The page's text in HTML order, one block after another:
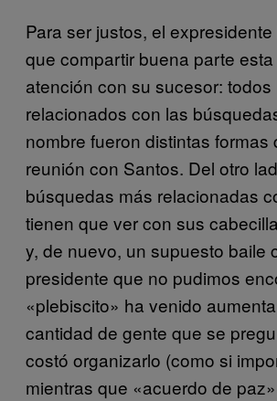
Para ser justos, el
que compartir buena parte
atención con su sucesor: todos
relacionados con las
nombre fueron distintas formas
reunión con Santos. Del otro
búsquedas más relacionadas
tienen que ver con sus
y, de nuevo, un supuesto baile
presidente que no pudimos
«plebiscito» ha venido
cantidad de gente que se
costó organizarlo (como si
mientras que «acuerdo de